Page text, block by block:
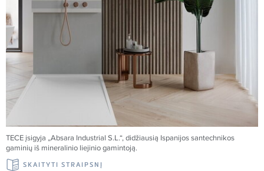
TECEįsigyja „Absara Industrial S.L.“, didžiausią Ispanijos santechnikos
gaminių iš mineralinio liejinio gamintoją.
SKAITYTI STRAIPSNĮ